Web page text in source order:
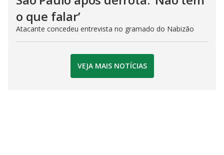
o que falar’
Atacante concedeu entrevista no gramado do Nabizão
VEJA MAIS NOTÍCIAS